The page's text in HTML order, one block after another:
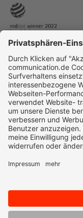
© 2025 Saupe